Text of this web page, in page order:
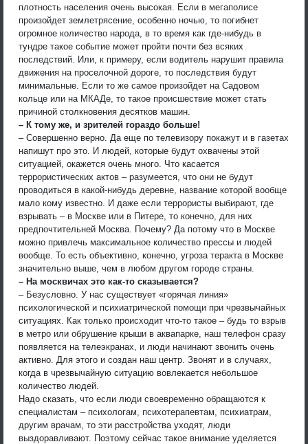
плотность населения очень высокая. Если в мегаполисе
произойдет землетрясение, особенно ночью, то погибнет
огромное количество народа, в то время как где-нибудь в
тундре такое событие может пройти почти без всяких
последствий. Или, к примеру, если водитель нарушит правила
движения на проселочной дороге, то последствия будут
минимальные. Если то же самое произойдет на Садовом
кольце или на МКАДе, то такое происшествие может стать
причиной столкновения десятков машин.
– К тому же, и зрителей гораздо больше!
– Совершенно верно. Да еще по телевизору покажут и в газетах
напишут про это. И людей, которые будут охвачены этой
ситуацией, окажется очень много. Что касается
террористических актов – разумеется, что они не будут
проводиться в какой-нибудь деревне, название которой вообще
мало кому известно. И даже если террористы выбирают, где
взрывать – в Москве или в Питере, то конечно, для них
предпочтительней Москва. Почему? Да потому что в Москве
можно привлечь максимальное количество прессы и людей
вообще. То есть объективно, конечно, угроза теракта в Москве
значительно выше, чем в любом другом городе страны.
– На москвичах это как-то сказывается?
– Безусловно. У нас существует «горячая линия»
психологической и психиатрической помощи при чрезвычайных
ситуациях. Как только происходит что-то такое – будь то взрыв
в метро или обрушение крыши в аквапарке, наш телефон сразу
появляется на телеэкранах, и люди начинают звонить очень
активно. Для этого и создан наш центр. Звонят и в случаях,
когда в чрезвычайную ситуацию вовлекается небольшое
количество людей.
Надо сказать, что если люди своевременно обращаются к
специалистам – психологам, психотерапевтам, психиатрам,
другим врачам, то эти расстройства уходят, люди
выздоравливают. Поэтому сейчас такое внимание уделяется